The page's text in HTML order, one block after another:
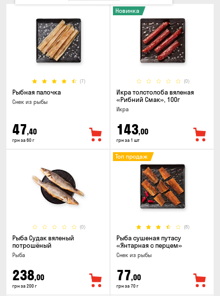
(7)
Рыбная палочка
Снек из рыбы
47,40
грн за 60 г
(0)
Новинка
Икра толстолоба вяленая
«Рибний Смак», 100г
Икра
143,00
грн за 1 шт
(0)
Рыба Судак вяленый
потрошёный
Рыба
238,00
грн за 200 г
(8)
Топ продаж
Рыба сушеная путасу
«Янтарная с перцем»
Снек из рыбы
77,00
грн за 70 г